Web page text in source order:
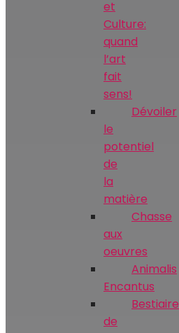
et
Culture:
quand
l’art
fait
sens!
Dévoiler
le
potentiel
de
la
matière
Chasse
aux
oeuvres
Animalis
Encantus
Bestiaire
de